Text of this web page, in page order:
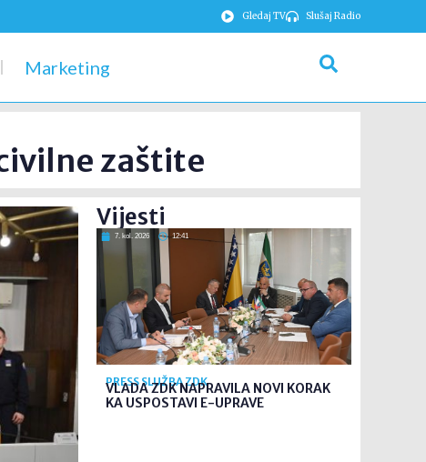
Gledaj TV Slušaj Radio
Marketing
zaštite
Vijesti
7. kol. 2026 12:41
PRESS SLUŽBA ZDK
VLADA ZDK NAPRAVILA NOVI KORAK
KA USPOSTAVI E-UPRAVE